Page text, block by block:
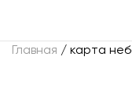
Главная / карта